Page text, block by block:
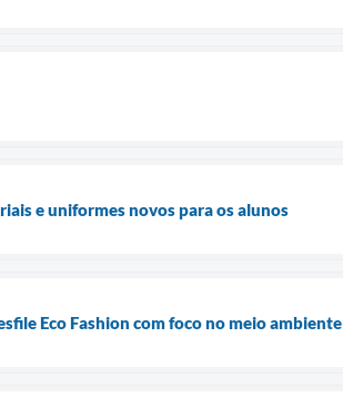
e uniformes novos para os alunos
Eco Fashion com foco no meio ambiente